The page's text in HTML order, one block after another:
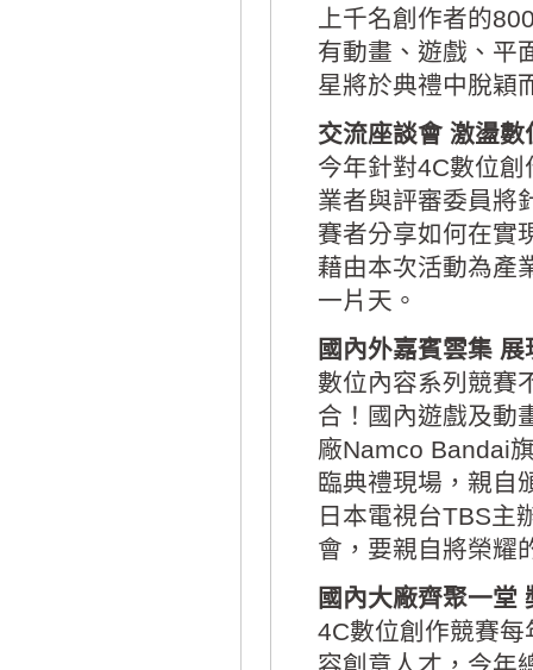
上千名創作者的
有動畫、遊戲、平
星將於典禮中脫穎
交流座談會 激盪數
今年針對4C數位
業者與評審委員將
賽者分享如何在實
藉由本次活動為產
一片天。
國內外嘉賓雲集
數位內容系列競賽
合！國內遊戲及動
廠Namco Bandai
臨典禮現場，親自
日本電視台TBS主
會，要親自將榮耀
國內大廠齊聚一堂
4C數位創作競賽